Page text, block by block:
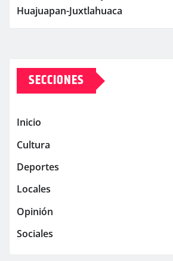
Huajuapan-Juxtlahuaca
SECCIONES
Inicio
Cultura
Deportes
Locales
Opinión
Sociales